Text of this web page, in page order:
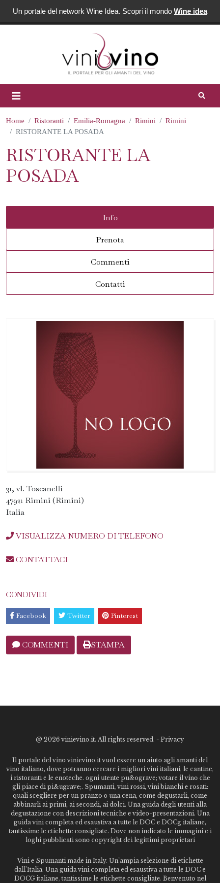
Un portale del network Wine Idea. Scopri il mondo Wine idea
Home Ristoranti Emilia-Romagna Rimini
Rimini
RISTORANTE LA POSADA
RISTORANTE LA
POSADA
Info
Prenota
Commenti
Contatti
31, vl. Toscanelli
47921 Rimini (Rimini)
Italia
VISUALIZZA NUMERO DI TELEFONO
CONTATTACI
CONDIVIDI
Facebook Twitter Pinterest
COMMENTI STAMPA
@ 2026 vinievino.it. All rights reserved. - Privacy
Il portale del vino vinievino.it vuol essere un aiuto agli amanti del
vino italiano, dove potranno cercare i migliori vini italiani, le cantine,
i ristoranti e le enoteche. ogni utente pu&ograve; votare il vino che
gli piace di pi&ugrave;. Spumanti, vini rossi, vini bianchi e rosati:
quali scegliere per un pranzo o una cena, come degustarli, come
abbinarli ai primi, ai secondi, ai dolci. Una guida degli utenti alla
degustazione con descrizioni tecniche e video-presentazioni. Una
guida vini completa ed esaustiva a tutte le DOC e DOCg italiane,
tantissime le etichette consigliate. Dove non indicato le immagini e i
loghi pubblicati sono copyright dei legittimi proprietari
Vini e Spumanti made in Italy. Un'ampia selezione di etichette
dall'Italia. Una guida vini completa ed esaustiva a tutte le DOC e
DOCG italiane, tantissime le etichette consigliate. Benvenuto nel